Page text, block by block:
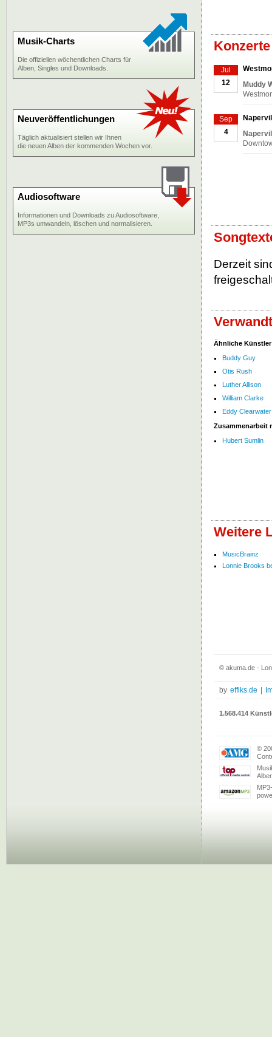
Jul
12
Muddy
Sep
4
Derzeit
Ähnliche Künstler
Buddy Guy
Otis Rush
Luther Allison
William Clarke
Eddy Clearwater
Zusammenarbeit
Hubert Sumlin
Weitere
MusicBrainz
Lonnie Brooks
Musik-Charts
Die offiziellen wöchentlichen Charts für
Alben, Singles und Downloads.
Neuveröffentlichungen
Täglich aktualisiert stellen wir Ihnen
die neuen Alben der kommenden Wochen vor.
Audiosoftware
Informationen und Downloads zu Audiosoftware,
MP3s umwandeln, löschen und normalisieren.
© akuma.de -
by effiks.de
1.568.414
©